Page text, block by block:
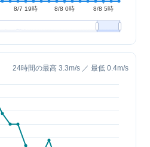
24時間の最高 3.3m/s ／ 最低 0.4m/s